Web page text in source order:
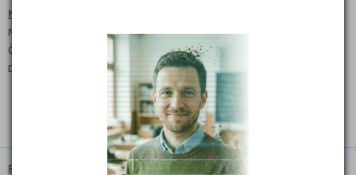
Nábytkářská a dřevařská výroba (3342L51)
Maturitní
Čeština
Denní
Propagace (6642L51)